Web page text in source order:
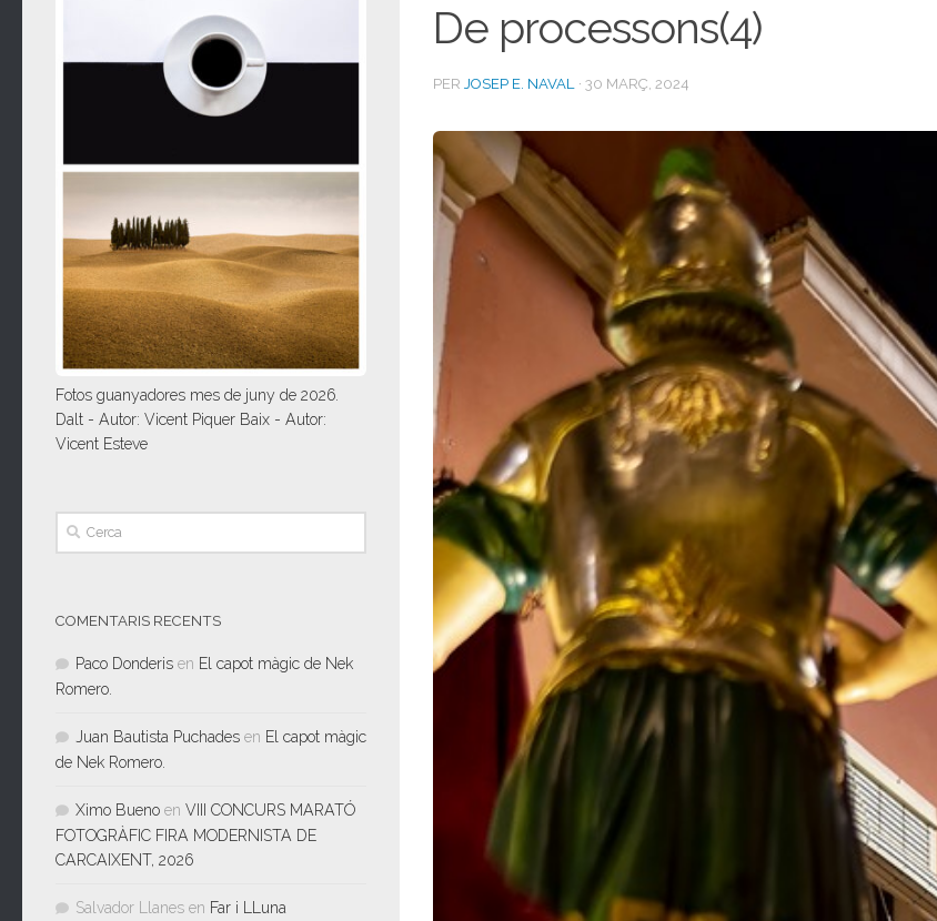
De processons(4)
PER JOSEP E. NAVAL · 30 MARÇ, 2024
Fotos guanyadores mes de juny de 2026.
Dalt - Autor: Vicent Piquer Baix - Autor:
Vicent Esteve
COMENTARIS RECENTS
Paco Donderis en El capot màgic de Nek
Romero.
Juan Bautista Puchades en El capot màgic
de Nek Romero.
Ximo Bueno en VIII CONCURS MARATÓ
FOTOGRÀFIC FIRA MODERNISTA DE
CARCAIXENT, 2026
Salvador Llanes en Far i LLuna